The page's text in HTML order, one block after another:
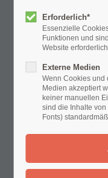
Ort:
27.10.2026,
Erforderlich*
Essenzielle
Funktionen und
Website
Externe Medien
Wenn Cookies und
Medien akzeptiert
keiner manuellen
sind die Inhalte
Fonts)